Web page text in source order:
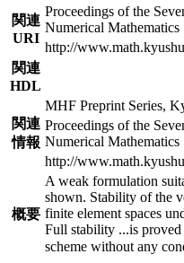
関連
URI
Proceedings of the
Numerical Mathematics
http://
関連
HDL
関連
情報
MHF Preprint Series,
Proceedings of the
Numerical Mathematics
http://
概要
A weak formulation
shown. Stability of the
finite element spaces
Full stability ...is
scheme without any